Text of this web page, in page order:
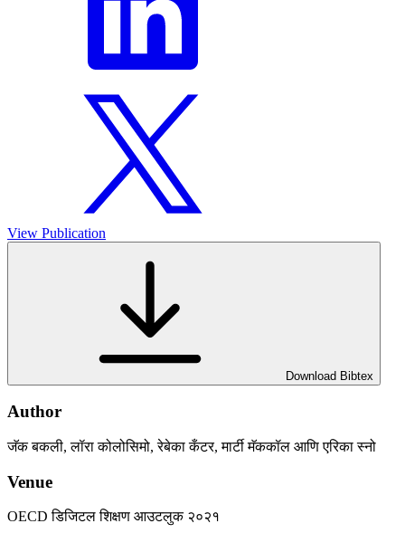
View Publication
Download Bibtex
Author
जॅक बकली, लॉरा कोलोसिमो, रेबेका कँटर, मार्टी मॅककॉल आणि एरिका स्नो
Venue
OECD डिजिटल शिक्षण आउटलुक २०२१